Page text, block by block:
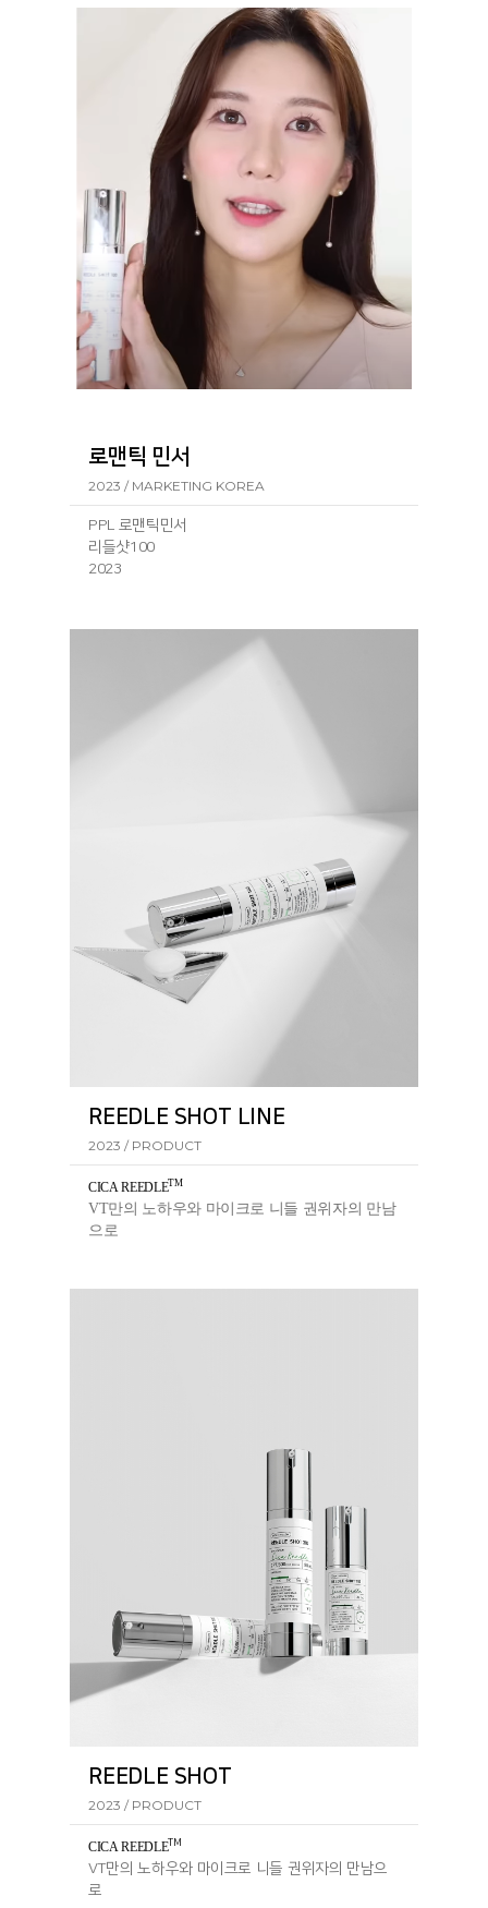
로맨틱 민서
2023 / MARKETING KOREA
PPL 로맨틱민서
리들샷100
2023
REEDLE SHOT LINE
2023 / PRODUCT
CICA REEDLETM
VT만의 노하우와 마이크로 니들 권위자의 만남
으로
REEDLE SHOT
2023 / PRODUCT
CICA REEDLETM
VT만의 노하우와 마이크로 니들 권위자의 만남으
로